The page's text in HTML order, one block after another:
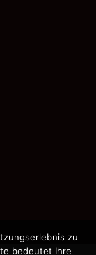
zu
bedeutet Ihre